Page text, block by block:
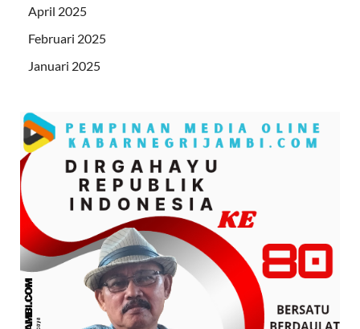
April 2025
Februari 2025
Januari 2025